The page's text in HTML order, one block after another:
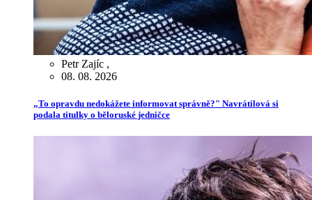
Petr Zajíc ,
08. 08. 2026
„To opravdu nedokážete informovat správně?" Navrátilová si
podala titulky o běloruské jedničce